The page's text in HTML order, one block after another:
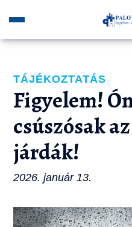
TÁJÉKOZTATÁS
Figyelem!
csúszósak
járdák!
2026. január 13.